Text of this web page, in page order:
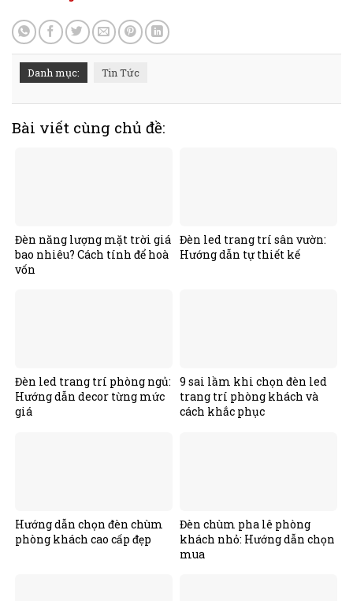
Danh mục: Tin Tức
Bài viết cùng chủ đề:
Đèn năng lượng mặt trời giá
bao nhiêu? Cách tính để hoà
vốn
Đèn led trang trí sân vườn:
Hướng dẫn tự thiết kế
Đèn led trang trí phòng ngủ:
Hướng dẫn decor từng mức
giá
9 sai lầm khi chọn đèn led
trang trí phòng khách và
cách khắc phục
Hướng dẫn chọn đèn chùm
phòng khách cao cấp đẹp
Đèn chùm pha lê phòng
khách nhỏ: Hướng dẫn chọn
mua